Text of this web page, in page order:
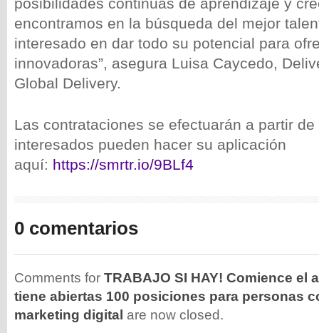
encontramos en la búsqueda del mejor
interesado en dar todo su potencial para
innovadoras”, asegura Luisa Caycedo,
Global Delivery.
Las contrataciones se efectuarán a partir
interesados pueden hacer su aplicación
aquí: https://smrtr.io/9BLf4
0 comentarios
Comments for TRABAJO SI HAY! Comience el
tiene abiertas 100 posiciones para personas
marketing digital are now closed.